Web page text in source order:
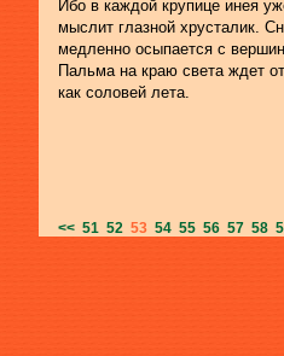
Ибо в каждой крупице инея
мыслит глазной хрусталик.
медленно осыпается с
Пальма на краю света ждет
как соловей лета.
<< 51 52 53 54 55 56 57 58